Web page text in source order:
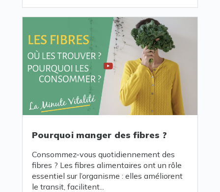
Pourquoi manger des fibres ?
Consommez-vous quotidiennement des
fibres ? Les fibres alimentaires ont un rôle
essentiel sur l’organisme : elles améliorent
le transit, facilitent...